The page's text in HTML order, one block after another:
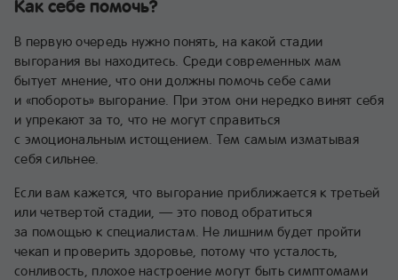
Как себе помочь?
В первую очередь нужно понять, на какой стадии
выгорания вы находитесь. Среди современных мам
бытует мнение, что они должны помочь себе сами
и «побороть» выгорание. При этом они нередко винят себя
и упрекают за то, что не могут справиться
с эмоциональным истощением. Тем самым изматывая
себя сильнее.
Если вам кажется, что выгорание приближается к третьей
или четвертой стадии, — это повод обратиться
за помощью к специалистам. Не лишним будет пройти
чекап и проверить здоровье, потому что усталость,
сонливость, плохое настроение могут быть симптомами